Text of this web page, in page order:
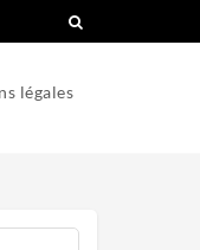
légales